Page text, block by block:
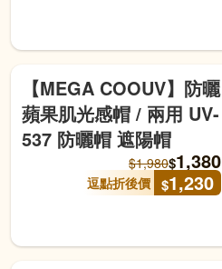
【MEGA COOUV】防曬
蘋果肌光感帽 / 兩用 UV-
537 防曬帽 遮陽帽
$1,980$1,380
逗點折後價 $1,230